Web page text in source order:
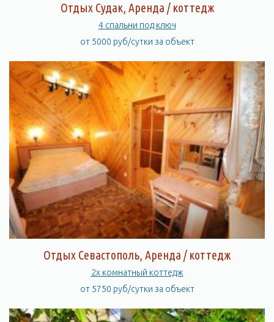
Отдых Судак, Аренда / коттедж
4 спальни под ключ
от 5000 руб/сутки за объект
Отдых Севастополь, Аренда / коттедж
2х комнатный коттедж
от 5750 руб/сутки за объект